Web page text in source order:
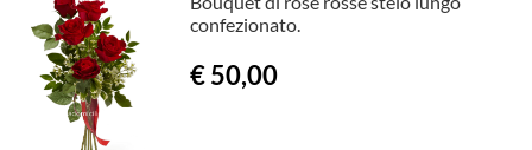
confezionato.
€ 50,00